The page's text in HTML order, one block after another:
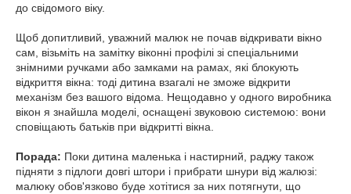
до свідомого віку.
Щоб допитливий, уважний малюк не почав відкривати вікно
сам, візьміть на замітку віконні профілі зі спеціальними
знімними ручками або замками на рамах, які блокують
відкриття вікна: тоді дитина взагалі не зможе відкрити
механізм без вашого відома. Нещодавно у одного виробника
вікон я знайшла моделі, оснащені звуковою системою: вони
сповіщають батьків при відкритті вікна.
Порада: Поки дитина маленька і настирний, раджу також
підняти з підлоги довгі штори і прибрати шнури від жалюзі:
малюку обов'язково буде хотітися за них потягнути, що